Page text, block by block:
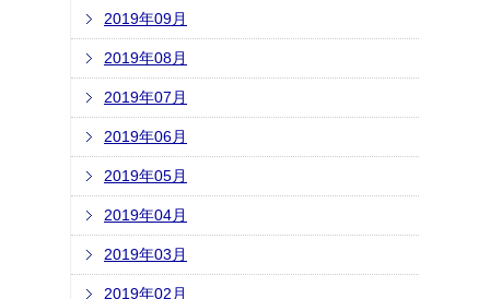
2019年09月
2019年08月
2019年07月
2019年06月
2019年05月
2019年04月
2019年03月
2019年02月